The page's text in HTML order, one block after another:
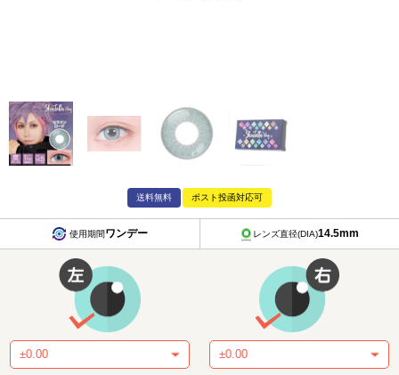
送料無料 ポスト投函対応可
使用期間ワンデー レンズ直径(DIA)14.5mm